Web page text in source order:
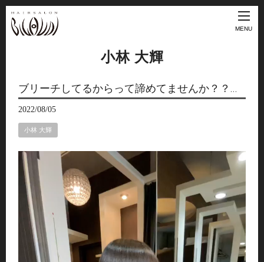
MENU
小林 大輝
ブリーチしてるからって諦めてませんか？？…
2022/08/05
小林 大輝
動
画
プ